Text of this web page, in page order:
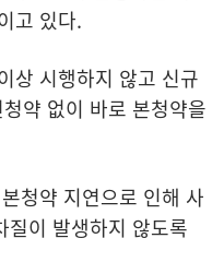
고 있다.
상 시행하지 않고 신규
약 없이 바로 본청약을
청약 지연으로 인해 사
질이 발생하지 않도록